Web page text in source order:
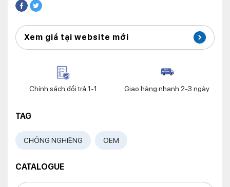
Xem giá tại website mới
Chính sách đổi trả 1-1 Giao hàng nhanh 2-3 ngày
TAG
CHỐNG NGHIÊNG OEM
CATALOGUE